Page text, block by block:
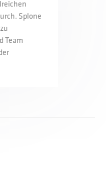
Splone
Team